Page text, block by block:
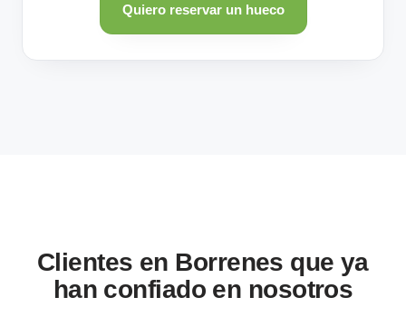
Quiero reservar un hueco
Clientes en Borrenes que ya
han confiado en nosotros